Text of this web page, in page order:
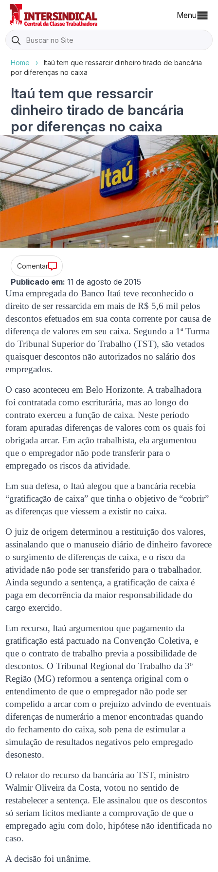
Menu
Search
for:
Home ›
Itaú tem que ressarcir dinheiro tirado de bancária
por diferenças no caixa
Itaú tem que ressarcir
dinheiro tirado de bancária
por diferenças no caixa
Comentar
Publicado em: 11 de agosto de 2015
Uma empregada do Banco Itaú teve reconhecido o
direito de ser ressarcida em mais de R$ 5,6 mil pelos
descontos efetuados em sua conta corrente por causa de
diferença de valores em seu caixa. Segundo a 1ª Turma
do Tribunal Superior do Trabalho (TST), são vetados
quaisquer descontos não autorizados no salário dos
empregados.
O caso aconteceu em Belo Horizonte. A trabalhadora
foi contratada como escriturária, mas ao longo do
contrato exerceu a função de caixa. Neste período
foram apuradas diferenças de valores com os quais foi
obrigada arcar. Em ação trabalhista, ela argumentou
que o empregador não pode transferir para o
empregado os riscos da atividade.
Em sua defesa, o Itaú alegou que a bancária recebia
“gratificação de caixa” que tinha o objetivo de “cobrir”
as diferenças que viessem a existir no caixa.
O juiz de origem determinou a restituição dos valores,
assinalando que o manuseio diário de dinheiro favorece
o surgimento de diferenças de caixa, e o risco da
atividade não pode ser transferido para o trabalhador.
Ainda segundo a sentença, a gratificação de caixa é
paga em decorrência da maior responsabilidade do
cargo exercido.
Em recurso, Itaú argumentou que pagamento da
gratificação está pactuado na Convenção Coletiva, e
que o contrato de trabalho previa a possibilidade de
descontos. O Tribunal Regional do Trabalho da 3º
Região (MG) reformou a sentença original com o
entendimento de que o empregador não pode ser
compelido a arcar com o prejuízo advindo de eventuais
diferenças de numerário a menor encontradas quando
do fechamento do caixa, sob pena de estimular a
simulação de resultados negativos pelo empregado
desonesto.
O relator do recurso da bancária ao TST, ministro
Walmir Oliveira da Costa, votou no sentido de
restabelecer a sentença. Ele assinalou que os descontos
só seriam lícitos mediante a comprovação de que o
empregado agiu com dolo, hipótese não identificada no
caso.
A decisão foi unânime.